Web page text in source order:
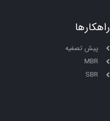
راهکارها
پیش تصفیه
MBR
SBR